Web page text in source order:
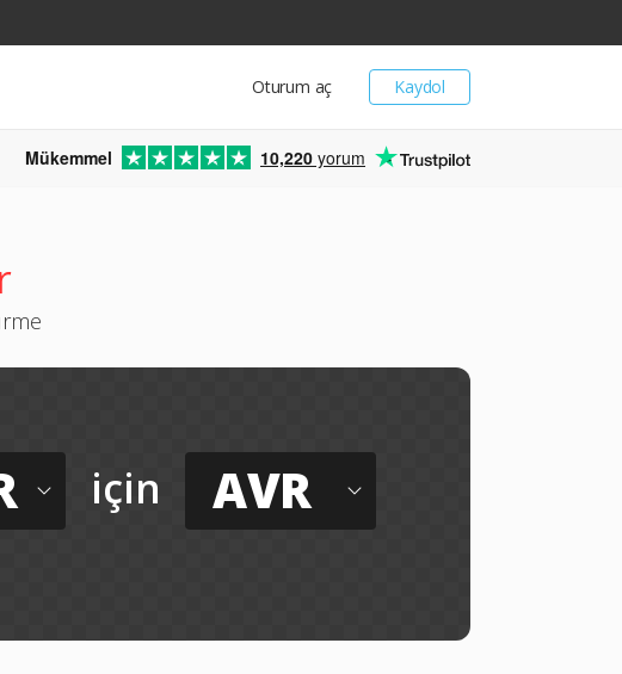
Kaydol
Oturum aç
Mükemmel 10,220 yorum
için AVR